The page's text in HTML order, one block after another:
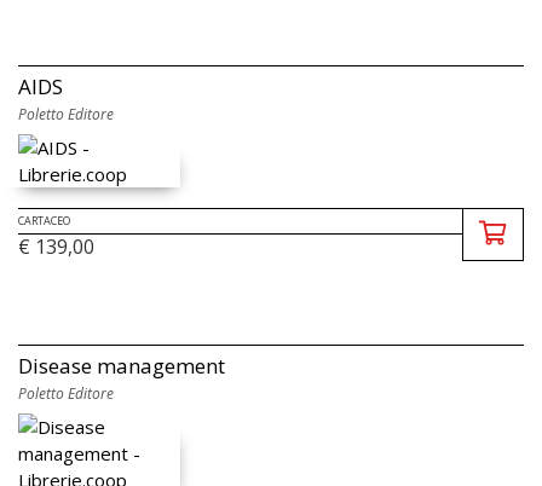
AIDS
Poletto Editore
CARTACEO
€ 139,00
Disease management
Poletto Editore